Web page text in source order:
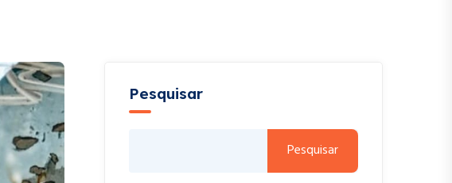
Pesquisar
Pesquisar